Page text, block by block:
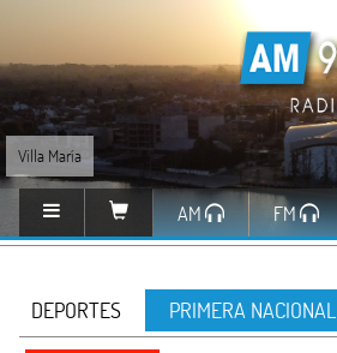
Villa María
AM FM
DEPORTES PRIMERA NACIONAL